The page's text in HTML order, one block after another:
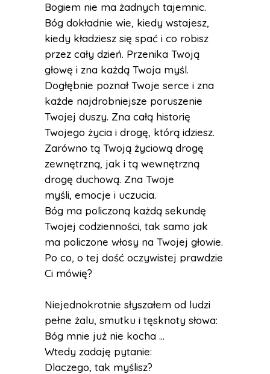
Bogiem nie ma żadnych tajemnic.
Bóg dokładnie wie, kiedy wstajesz,
kiedy kładziesz się spać i co robisz
przez cały dzień. Przenika Twoją
głowę i zna każdą Twoja myśl.
Dogłębnie poznał Twoje serce i zna
każde najdrobniejsze poruszenie
Twojej duszy. Zna całą historię
Twojego życia i drogę, którą idziesz.
Zarówno tą Twoją życiową drogę
zewnętrzną, jak i tą wewnętrzną
drogę duchową. Zna Twoje
myśli, emocje i uczucia.
Bóg ma policzoną każdą sekundę
Twojej codzienności, tak samo jak
ma policzone włosy na Twojej głowie.
Po co, o tej dość oczywistej prawdzie
Ci mówię?
Niejednokrotnie słyszałem od ludzi
pełne żalu, smutku i tęsknoty słowa:
Bóg mnie już nie kocha …
Wtedy zadaję pytanie:
Dlaczego, tak myślisz?